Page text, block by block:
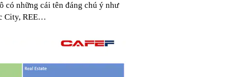
có những cái tên đáng chú ý như
City, REE…